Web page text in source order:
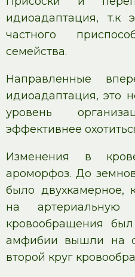
идиоадаптация, т.к
частного
семейства.
Направленные
идиоадаптация, это
уровень
эффективнее
Изменения в
ароморфоз. До
было двухкамерное,
на
кровообращения
амфибии вышли на
второй круг